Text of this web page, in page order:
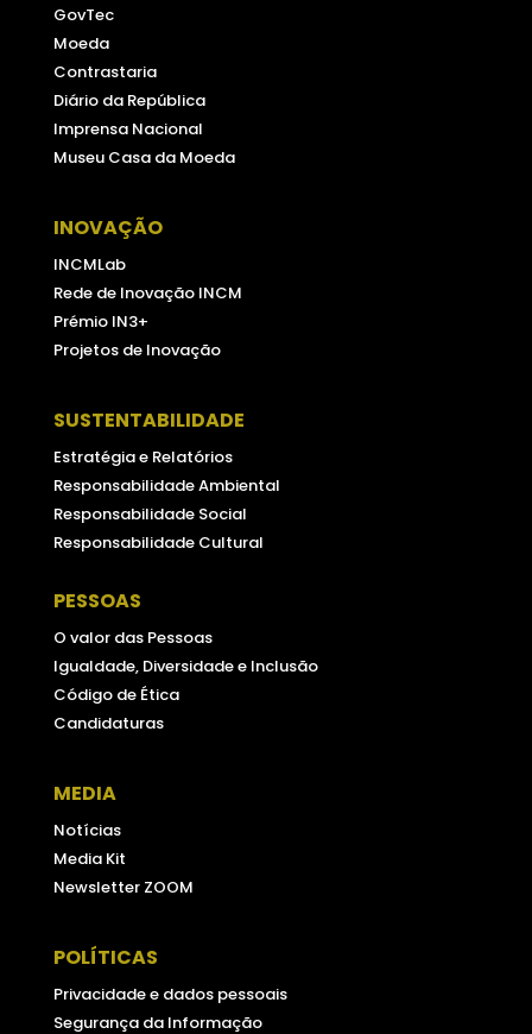
GovTec
Moeda
Contrastaria
Diário da República
Imprensa Nacional
Museu Casa da Moeda
INOVAÇÃO
INCMLab
Rede de Inovação INCM
Prémio IN3+
Projetos de Inovação
SUSTENTABILIDADE
Estratégia e Relatórios
Responsabilidade Ambiental
Responsabilidade Social
Responsabilidade Cultural
PESSOAS
O valor das Pessoas
Igualdade, Diversidade e Inclusão
Código de Ética
Candidaturas
MEDIA
Notícias
Media Kit
Newsletter ZOOM
POLÍTICAS
Privacidade e dados pessoais
Segurança da Informação